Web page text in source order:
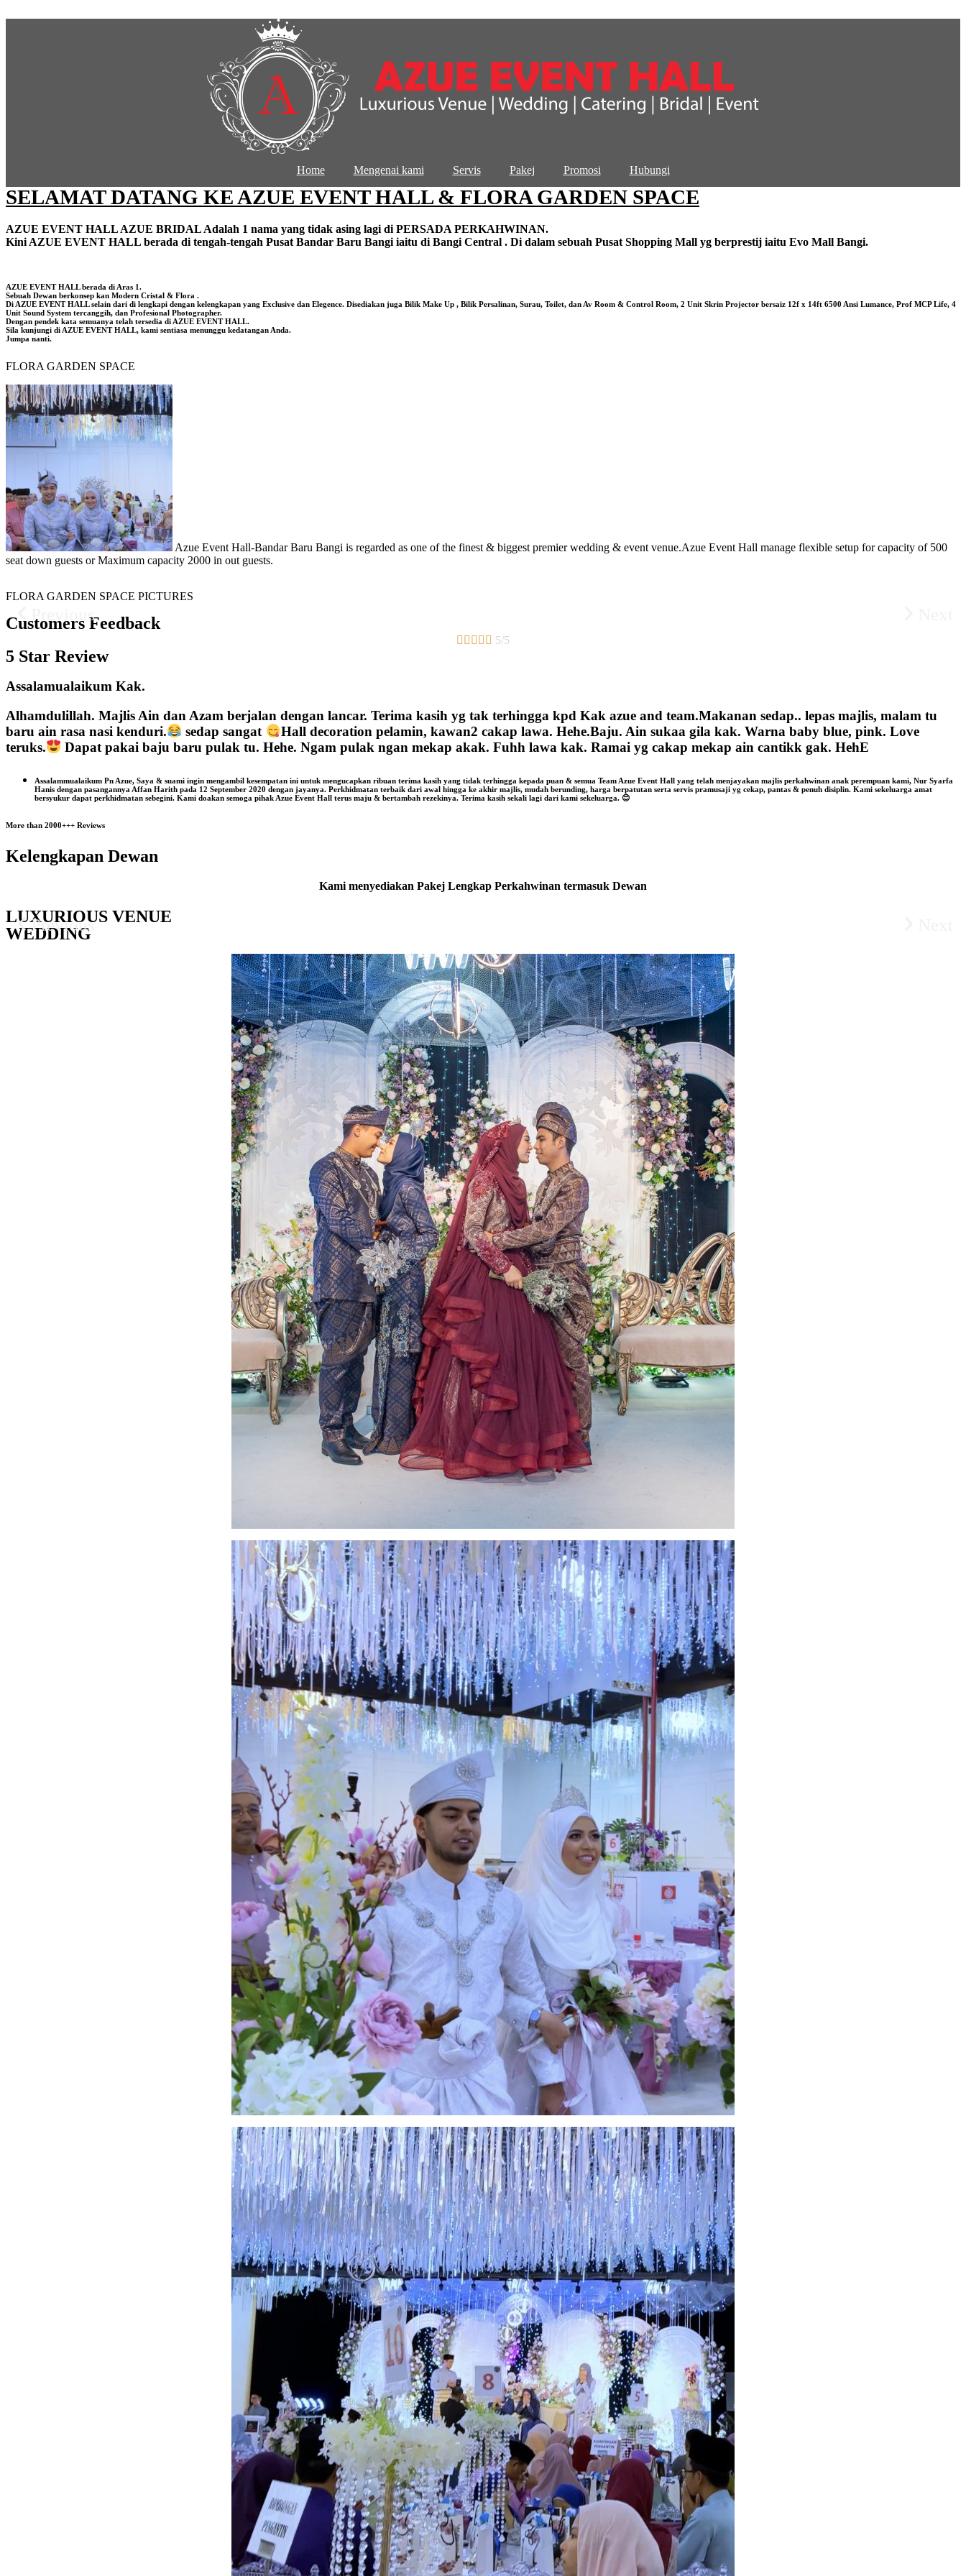
Home Mengenai kami Servis Pakej Promosi Hubungi
SELAMAT DATANG KE AZUE EVENT HALL & FLORA GARDEN SPACE
AZUE EVENT HALL AZUE BRIDAL Adalah 1 nama yang tidak asing lagi di PERSADA PERKAHWINAN.
Kini AZUE EVENT HALL berada di tengah-tengah Pusat Bandar Baru Bangi iaitu di Bangi Central . Di dalam sebuah Pusat Shopping Mall yg berprestij iaitu Evo Mall Bangi.
AZUE EVENT HALL berada di Aras 1.
Sebuah Dewan berkonsep kan Modern Cristal & Flora .
Di AZUE EVENT HALL selain dari di lengkapi dengan kelengkapan yang Exclusive dan Elegence. Disediakan juga Bilik Make Up , Bilik Persalinan, Surau, Toilet, dan Av Room & Control Room, 2 Unit Skrin Projector bersaiz 12f x 14ft 6500 Ansi Lumance, Prof MCP Life, 4
Unit Sound System tercanggih, dan Profesional Photographer.
Dengan pendek kata semuanya telah tersedia di AZUE EVENT HALL.
Sila kunjungi di AZUE EVENT HALL, kami sentiasa menunggu kedatangan Anda.
Jumpa nanti.
FLORA GARDEN SPACE
Azue Event Hall-Bandar Baru Bangi is regarded as one of the finest & biggest premier wedding & event venue.Azue Event Hall manage flexible setup for capacity of 500
seat down guests or Maximum capacity 2000 in out guests.
FLORA GARDEN SPACE PICTURES
Previous
Customers Feedback
     5/5
5 Star Review
Assalamualaikum Kak.
Alhamdulillah. Majlis Ain dan Azam berjalan dengan lancar. Terima kasih yg tak terhingga kpd Kak azue and team.Makanan sedap.. lepas majlis, malam tu
baru ain rasa nasi kenduri.
sedap sangat
Hall decoration pelamin, kawan2 cakap lawa. Hehe.Baju. Ain sukaa gila kak. Warna baby blue, pink. Love
teruks.
Dapat pakai baju baru pulak tu. Hehe. Ngam pulak ngan mekap akak. Fuhh lawa kak. Ramai yg cakap mekap ain cantikk gak. HehE
Assalammualaikum Pn Azue, Saya & suami ingin mengambil kesempatan ini untuk mengucapkan ribuan terima kasih yang tidak terhingga kepada puan & semua Team Azue Event Hall yang telah menjayakan majlis perkahwinan anak perempuan kami, Nur Syarfa
Hanis dengan pasangannya Affan Harith pada 12 September 2020 dengan jayanya. Perkhidmatan terbaik dari awal hingga ke akhir majlis, mudah berunding, harga berpatutan serta servis pramusaji yg cekap, pantas & penuh disiplin. Kami sekeluarga amat
bersyukur dapat perkhidmatan sebegini. Kami doakan semoga pihak Azue Event Hall terus maju & bertambah rezekinya. Terima kasih sekali lagi dari kami sekeluarga. 😊
More than 2000+++ Reviews
Kelengkapan Dewan
Kami menyediakan Pakej Lengkap Perkahwinan termasuk Dewan
LUXURIOUS VENUE
Previous
WEDDING